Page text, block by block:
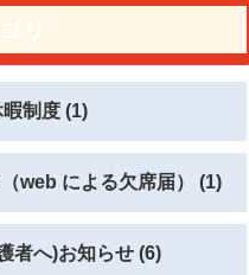
制度 (1)
web による欠席届） (1)
者へ)お知らせ (6)